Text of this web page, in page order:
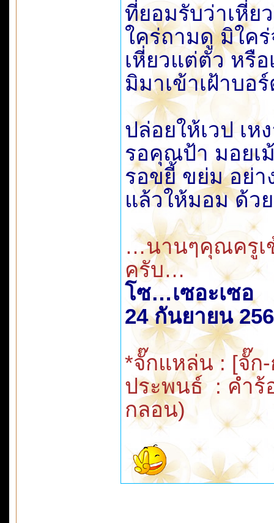
ที่ยอมรับว่าเหี่ย
ใคร่ถามดู มิใคร่
เหี่ยวแต่ตัว หรือ
มิมาเข้าเฝ้าบอ
ปล่อยให้เวป เห
รอคุณป้า มอยเ
รอขยี้ ขย่ม อย่า
แล้วให้มอม ด้ว
…นานๆคุณครูเ
ครับ…
โซ…เซอะเซอ
24 กันยายน
*จั๊กแหล่น : [จั๊ก
ประพนธ์ : คำร้
กลอน)